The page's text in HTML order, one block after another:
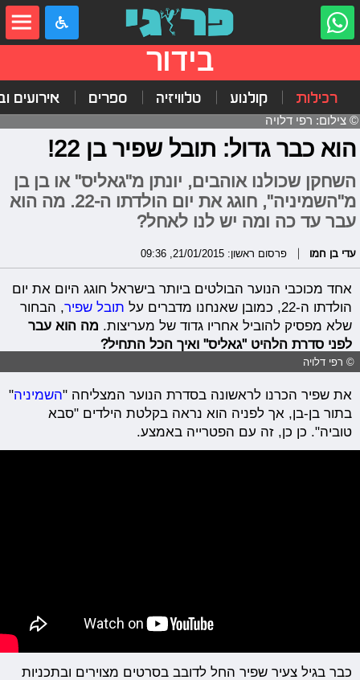
בידור
רכילות קולנוע טלוויזיה ספרים אירועים
© צילום: רפי דלויה
הוא כבר גדול: תובל שפיר בן 22!
השחקן שכולנו אוהבים, יונתן מ"גאליס" או בן בן
מ"השמיניה", חוגג את יום הולדתו ה-22. מה הוא
עבר עד כה ומה יש לנו לאחל?
עדי בן חמו פרסום ראשון: 21/01/2015, 09:36
אחד מכוכבי הנוער הבולטים ביותר בישראל חוגג היום את יום
הולדתו ה-22, כמובן שאנחנו מדברים על
תובל שפיר, הבחור
שלא מפסיק להוביל אחריו גדוד של מעריצות. מה הוא עבר
לפני סדרת הלהיט "גאליס" ואיך הכל התחיל?
© רפי דלויה
את שפיר הכרנו לראשונה בסדרת הנוער המצליחה "השמיניה"
בתור בן-בן, אך לפניה הוא נראה בקלטת הילדים "סבא
טוביה". כן כן, זה עם הפטרייה באמצע.
כבר בגיל צעיר שפיר החל לדובב בסרטים מצוירים ובתכניות